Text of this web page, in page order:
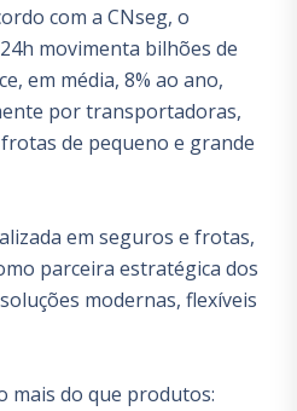
com a CNseg, o
movimenta bilhões de
em média, 8% ao ano,
por transportadoras,
de pequeno e grande
em seguros e frotas,
parceira estratégica dos
modernas, flexíveis
mais do que produtos: